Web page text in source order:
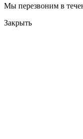
Мы перезвоним в
Закрыть